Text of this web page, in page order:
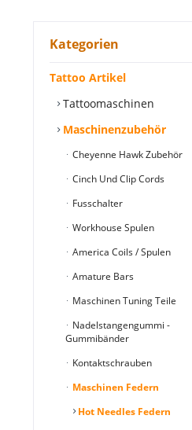
Kategorien
Tattoo Artikel
Tattoomaschinen
Maschinenzubehör
Cheyenne Hawk Zubehör
Cinch Und Clip Cords
Fusschalter
Workhouse Spulen
America Coils / Spulen
Amature Bars
Maschinen Tuning Teile
Nadelstangengummi -
Gummibänder
Kontaktschrauben
Maschinen Federn
Hot Needles Federn